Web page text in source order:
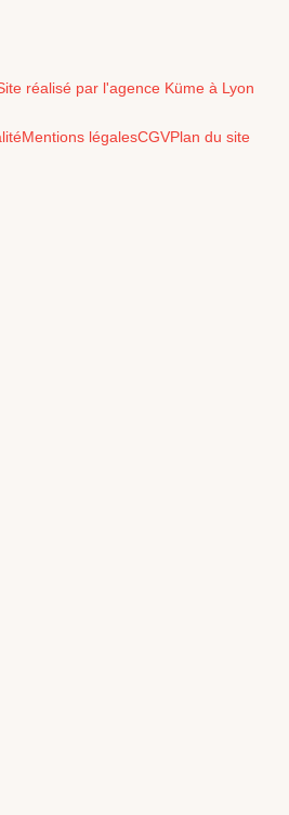
réalisé par l'agence Küme à Lyon
Mentions légalesCGVPlan du site